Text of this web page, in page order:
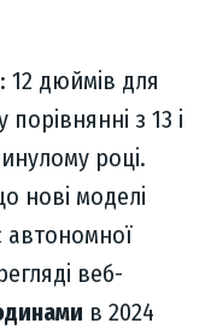
12 дюймів для
з 13 і
році.
нові моделі
автономної
веб-
в 2024